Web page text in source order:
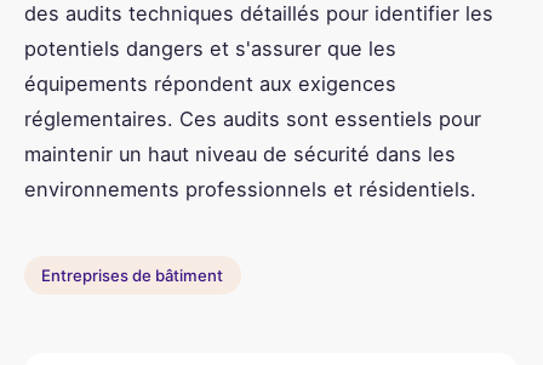
des audits techniques détaillés pour identifier les
potentiels dangers et s'assurer que les
équipements répondent aux exigences
réglementaires. Ces audits sont essentiels pour
maintenir un haut niveau de sécurité dans les
environnements professionnels et résidentiels.
Entreprises de bâtiment